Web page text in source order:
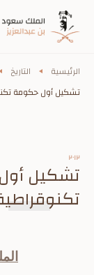
الرئيسية التاريخ
تشكيل أول حكومة
٢٠١٢
تشكيل